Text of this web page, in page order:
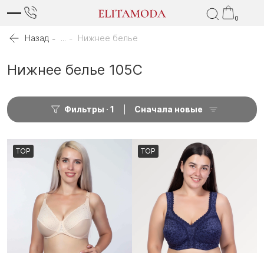
0
Назад Нижнее белье
Нижнее белье 105C
Фильтры 1 Сначала новые
TOP TOP